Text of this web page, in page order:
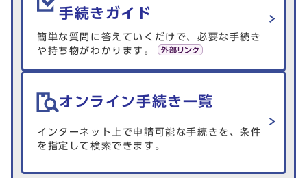
手続きガイド
簡単な質問に答えていくだけで、必要な手続き
や持ち物がわかります。
オンライン手続き一覧
インターネット上で申請可能な手続きを、条件
を指定して検索できます。